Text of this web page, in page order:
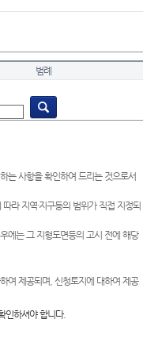
범례
는 사항을 확인하여 드리는 것으로서
라 지역·지구등의 범위가 직접 지정되
에는 그 지형도면등의 고시 전에 해당
여 제공되며, 신청토지에 대하여 제공
인하셔야 합니다.